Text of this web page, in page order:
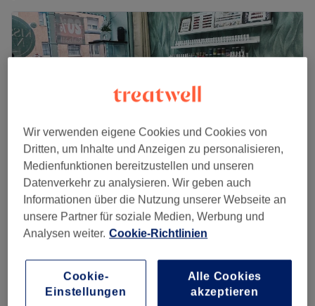
Kissy Nail Studio
4,6
153 Bewertungen
Nagelmodellage mit Gel/Acryl-System
45 Min. - 1 Std. 5 Min.
ab
Wir verwenden eigene Cookies und Cookies von
Dritten, um Inhalte und Anzeigen zu personalisieren,
Medienfunktionen bereitzustellen und unseren
Datenverkehr zu analysieren. Wir geben auch
Informationen über die Nutzung unserer Webseite an
unsere Partner für soziale Medien, Werbung und
Analysen weiter. Cookie-Richtlinien
Cookie-
Einstellungen
Alle Cookies
akzeptieren